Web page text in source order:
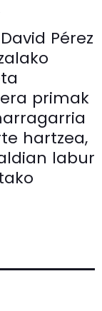
Pérez
primak
hartzea,
labur